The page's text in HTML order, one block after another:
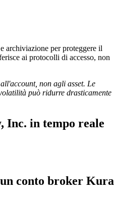
archiviazione per proteggere il
ai protocolli di accesso, non
non agli asset. Le
può ridurre drasticamente
Inc. in tempo reale
conto broker Kura